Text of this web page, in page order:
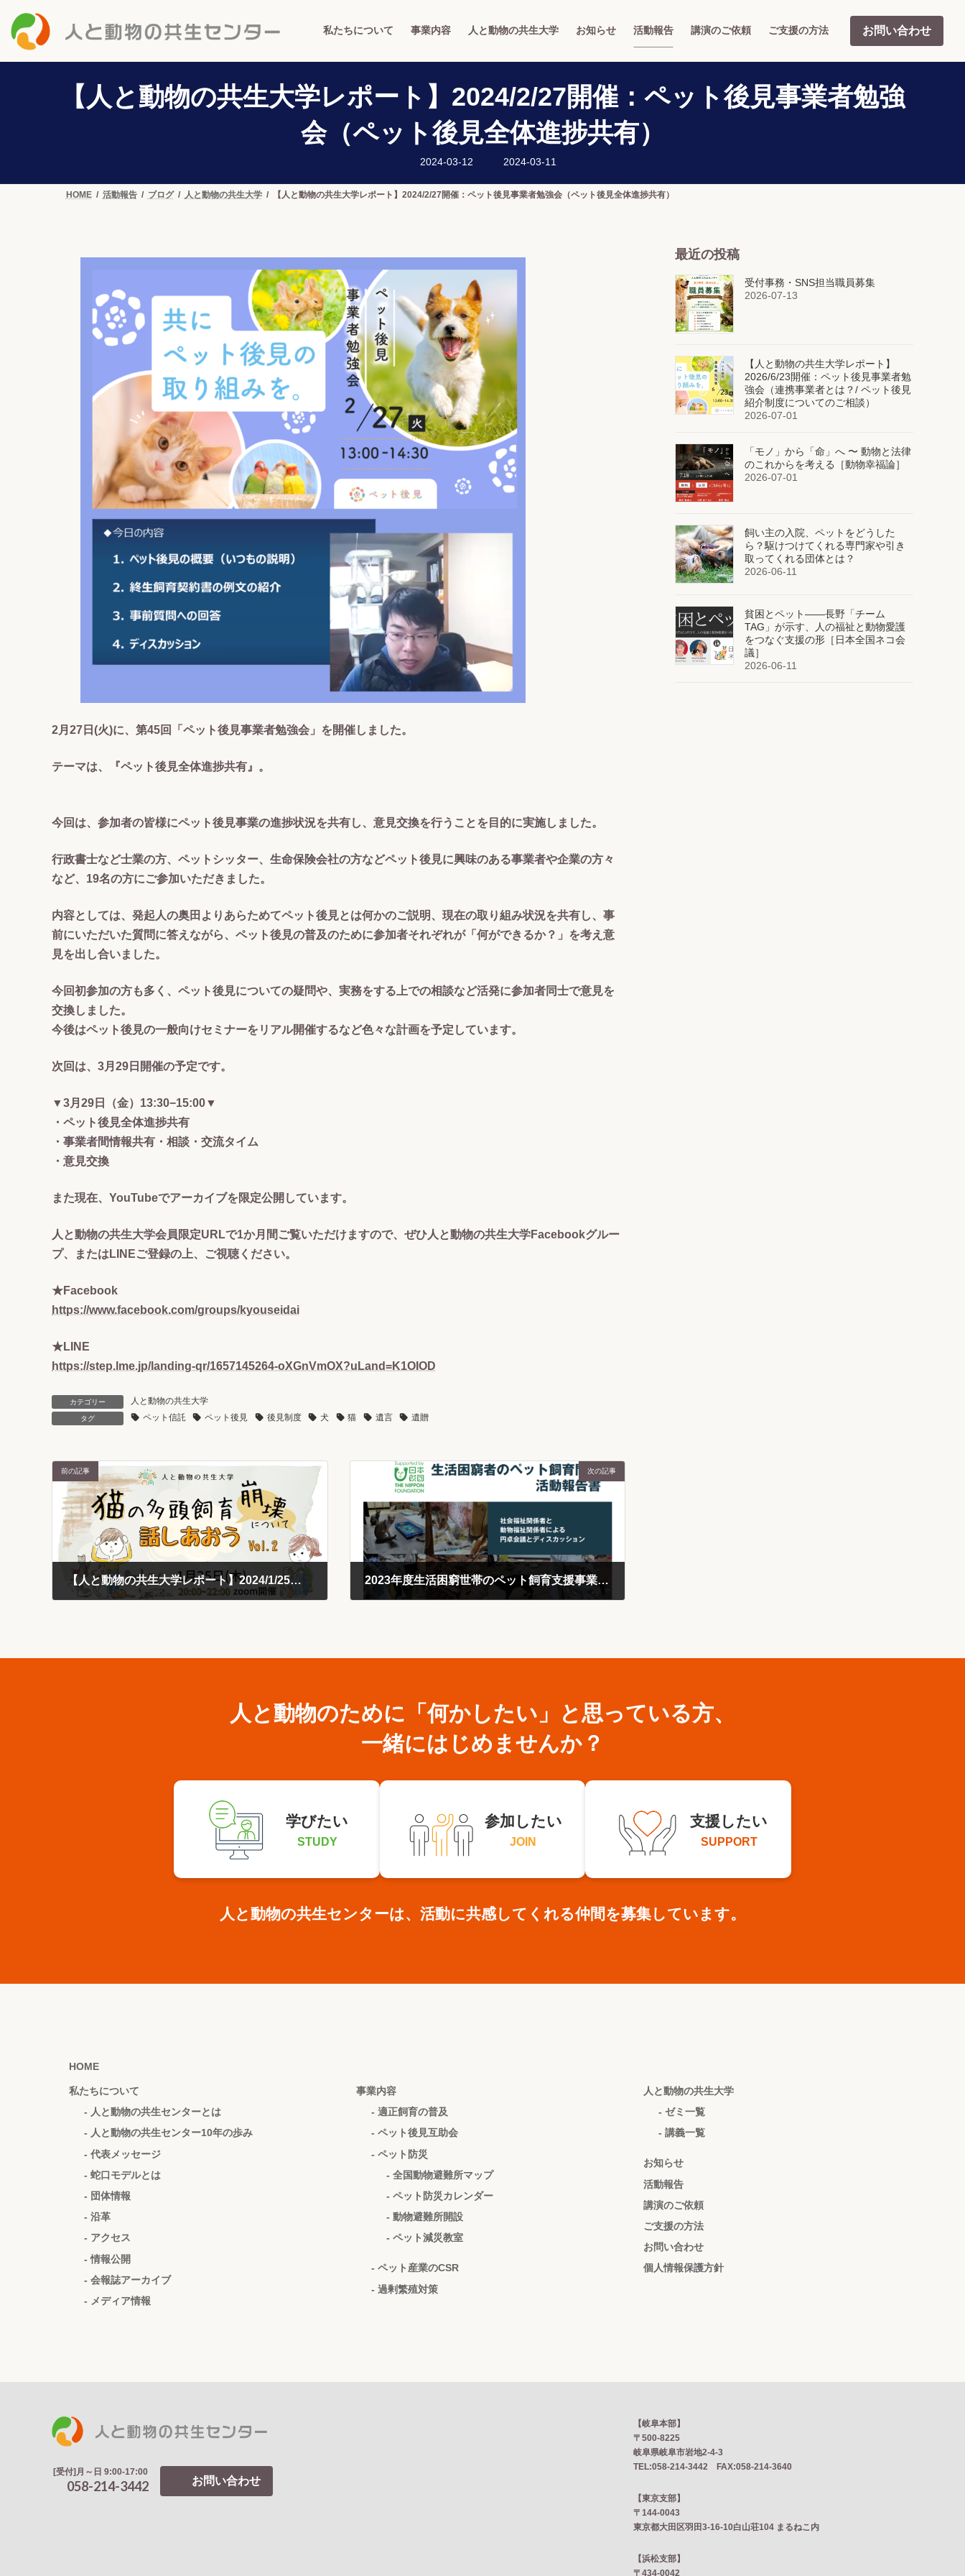
お問い合わせ
私たちについて 事業内容 人と動物の共生大学 お知らせ 活動報告 講演のご依頼 ご支援の方法
【人と動物の共生大学レポート】2024/2/27開催：ペット後見事業者勉強
会（ペット後見全体進捗共有）
2024-03-12
最
新
日
2024-03-11
HOME 活動報告 ブログ 人と動物の共生大学 【人と動物の共生大学レポート】2024/2/27開催：ペット後見事業者勉強会（ペット後見全体進捗共有）
2月27日(火)に、第45回「ペット後見事業者勉強会」を開催しました。
テーマは、『ペット後見全体進捗共有』。
今回は、参加者の皆様にペット後見事業の進捗状況を共有し、意見交換を行うことを目的に実施しました。
行政書士など士業の方、ペットシッター、生命保険会社の方などペット後見に興味のある事業者や企業の方々
など、19名の方にご参加いただきました。
内容としては、発起人の奥田よりあらためてペット後見とは何かのご説明、現在の取り組み状況を共有し、事
前にいただいた質問に答えながら、ペット後見の普及のために参加者それぞれが「何ができるか？」を考え意
見を出し合いました。
今回初参加の方も多く、ペット後見についての疑問や、実務をする上での相談など活発に参加者同士で意見を
交換しました。
今後はペット後見の一般向けセミナーをリアル開催するなど色々な計画を予定しています。
次回は、3月29日開催の予定です。
▼3月29日（金）13:30−15:00▼
・ペット後見全体進捗共有
・事業者間情報共有・相談・交流タイム
・意見交換
また現在、YouTubeでアーカイブを限定公開しています。
人と動物の共生大学会員限定URLで1か月間ご覧いただけますので、ぜひ人と動物の共生大学Facebookグルー
プ、またはLINEご登録の上、ご視聴ください。
★Facebook
https://www.facebook.com/groups/kyouseidai
★LINE
https://step.lme.jp/landing-qr/1657145264-oXGnVmOX?uLand=K1OIOD
カテゴリー 人と動物の共生大学
タグ ペット信託 ペット後見 後見制度 犬 猫 遺言 遺贈
前の記事
【人と動物の共生大学レポート】2024/1/25開催：「猫の多頭飼育崩壊について話し合おうVol.2」ワークショップ
次の記事
2023年度生活困窮世帯のペット飼育支援事業活動報告書
最近の投稿
受付事務・SNS担当職員募集
2026-07-13
【人と動物の共生大学レポート】
2026/6/23開催：ペット後見事業者勉
強会（連携事業者とは？/ ペット後見
紹介制度についてのご相談）
2026-07-01
「モノ」から「命」へ 〜 動物と法律
のこれからを考える［動物幸福論］
2026-07-01
飼い主の入院、ペットをどうした
ら？駆けつけてくれる専門家や引き
取ってくれる団体とは？
2026-06-11
貧困とペット——長野「チーム
TAG」が示す、人の福祉と動物愛護
をつなぐ支援の形［日本全国ネコ会
議］
2026-06-11
人と動物のために 「何かしたい」と思っている方、
一緒にはじめませんか？
学びたい
STUDY
参加したい
JOIN
支援したい
SUPPORT
人と動物の共生センターは、活動に共感してくれる仲間を募集しています。
HOME
私たちについて
- 人と動物の共生センターとは
- 人と動物の共生センター10年の歩み
- 代表メッセージ
- 蛇口モデルとは
- 団体情報
- 沿革
- アクセス
- 情報公開
- 会報誌アーカイブ
- メディア情報
事業内容
- 適正飼育の普及
- ペット後見互助会
- ペット防災
- 全国動物避難所マップ
- ペット防災カレンダー
- 動物避難所開設
- ペット減災教室
- ペット産業のCSR
- 過剰繁殖対策
人と動物の共生大学
- ゼミ一覧
- 講義一覧
お知らせ
活動報告
講演のご依頼
ご支援の方法
お問い合わせ
個人情報保護方針
[受付]月～日 9:00-17:00
058-214-3442 お問い合わせ
【岐阜本部】
〒500-8225
岐阜県岐阜市岩地2‐4‐3
TEL:058-214-3442 FAX:058-214-3640
【東京支部】
〒144-0043
東京都大田区羽田3-16-10白山荘104 まるねこ内
【浜松支部】
〒434-0042